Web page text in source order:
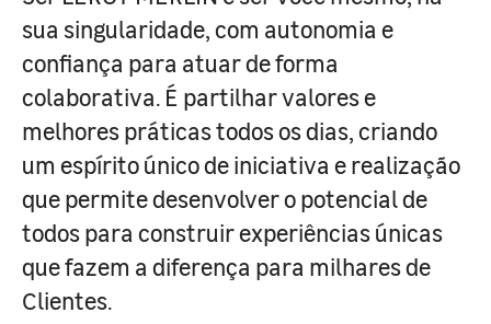
sua singularidade, com autonomia e
confiança para atuar de forma
colaborativa. É partilhar valores e
melhores práticas todos os dias, criando
um espírito único de iniciativa e realização
que permite desenvolver o potencial de
todos para construir experiências únicas
que fazem a diferença para milhares de
Clientes.